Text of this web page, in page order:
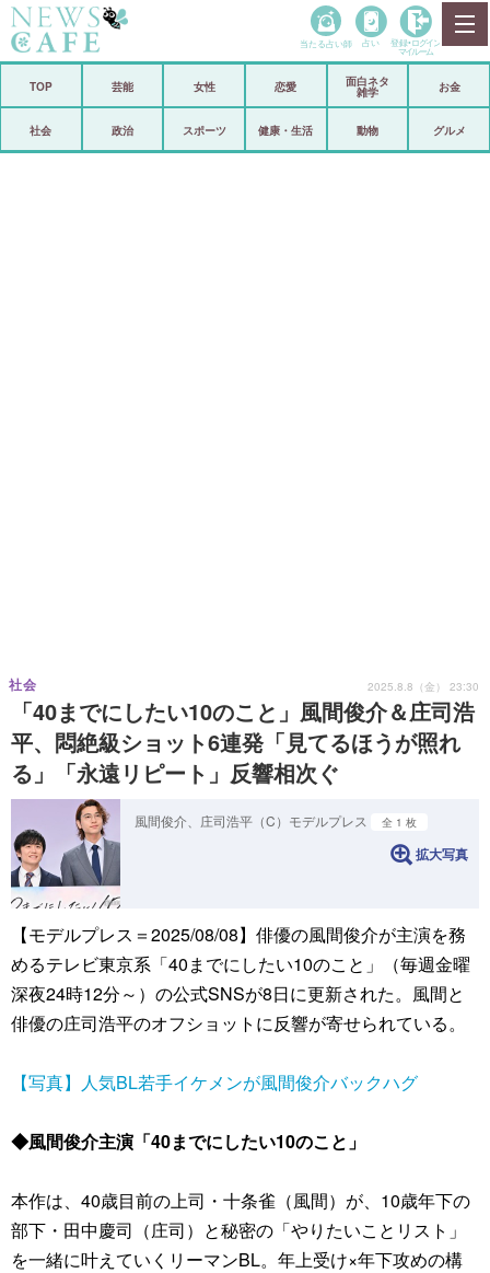
政治
当たる占い師 占い 登録• ログイン
マイルーム
TOP 芸能 女性 恋愛
面白ネタ
雑学
お金
社会 政治 スポーツ 健康・生活 動物 グルメ
「40までにしたい10のこと」風間俊介＆庄司浩
平、悶絶級ショット6連発「見てるほうが照れ
る」「永遠リピート」反響相次ぐ
社会 2025.8.8（金） 23:30
風間俊介、庄司浩平（C）モデルプレス 全 1 枚
拡大写真
【モデルプレス＝2025/08/08】俳優の風間俊介が主演を務
めるテレビ東京系「40までにしたい10のこと」（毎週金曜
深夜24時12分～）の公式SNSが8日に更新された。風間と
俳優の庄司浩平のオフショットに反響が寄せられている。
【写真】人気BL若手イケメンが風間俊介バックハグ
◆風間俊介主演「40までにしたい10のこと」
本作は、40歳目前の上司・十条雀（風間）が、10歳年下の
部下・田中慶司（庄司）と秘密の「やりたいことリスト」
を一緒に叶えていくリーマンBL。年上受け×年下攻めの構